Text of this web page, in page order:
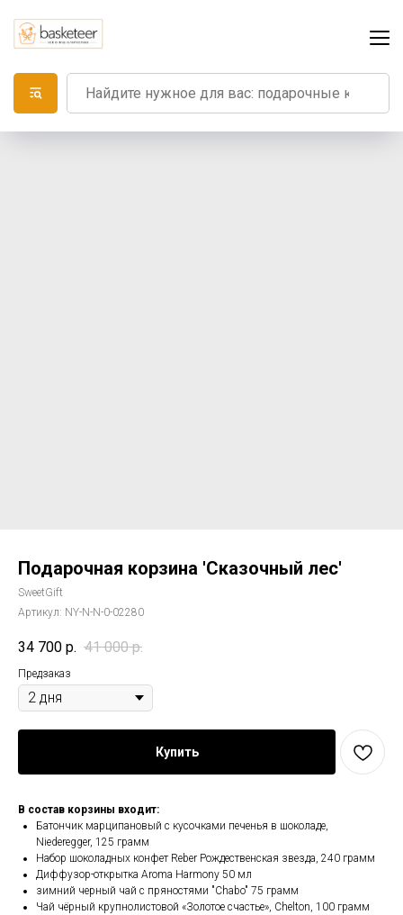
Подарочная корзина 'Сказочный лес'
SweetGift
Артикул: NY-N-N-0-02280
34 700 р. 41 000 р.
Предзаказ
Купить
В состав корзины входит:
Батончик марципановый с кусочками печенья в шоколаде,
Niederegger, 125 грамм
Набор шоколадных конфет Reber Рождественская звезда, 240 грамм
Диффузор-открытка Aroma Harmony 50 мл
зимний черный чай с пряностями "Chabo" 75 грамм
Чай чёрный крупнолистовой «Золотое счастье», Chelton, 100 грамм